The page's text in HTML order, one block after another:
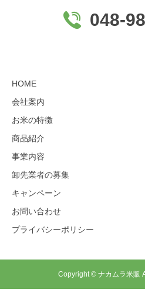
048-
HOME
会社案内
お米の特徴
商品紹介
事業内容
卸先業者の募集
キャンペーン
お問い合わせ
プライバシーポリシー
Copyright © ナカムラ米販